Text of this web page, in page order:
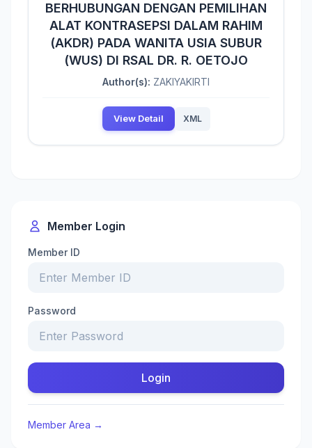
BERHUBUNGAN DENGAN PEMILIHAN
ALAT KONTRASEPSI DALAM RAHIM
(AKDR) PADA WANITA USIA SUBUR
(WUS) DI RSAL DR. R. OETOJO
Author(s): ZAKIYAKIRTI
View Detail XML
Member Login
Member ID
Password
Login
Member Area →